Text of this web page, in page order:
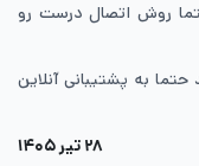
روش اتصال درست رو
به پشتیبانی آنلاین
۲۸ تیر ۱۴۰۵